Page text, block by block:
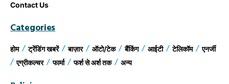
Contact Us
Categories
होम ट्रेंडिंग खबरें बाज़ार ऑटो/टेक बैंकिंग आईटी टेलिकॉम
एनर्जी
एग्रीकल्चर
फार्मा फर्श से अर्श तक अन्य